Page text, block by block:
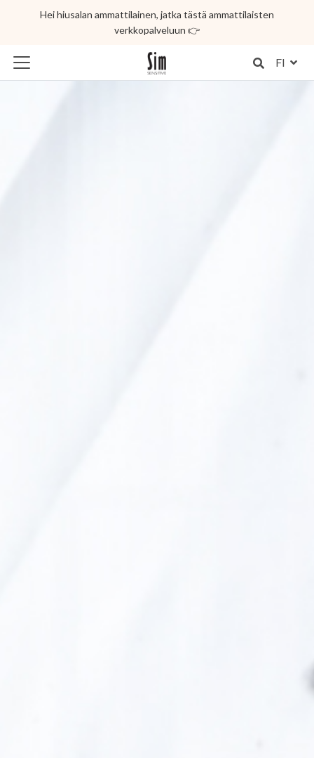
Hei hiusalan ammattilainen, jatka tästä ammattilaisten
verkkopalveluun 👉
FI